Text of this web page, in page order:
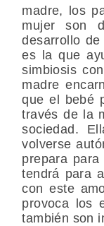
madre, los
mujer son
desarrollo
es la que
simbiosis
madre
que el bebé
través de la
sociedad.
volverse
prepara
tendrá para
con este
provoca los
también son